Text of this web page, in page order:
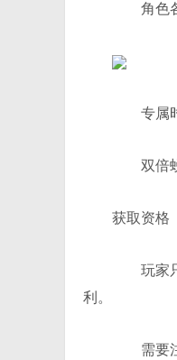
角色各
专属时
双倍蜕
获取资格
玩家只
利。
需要注